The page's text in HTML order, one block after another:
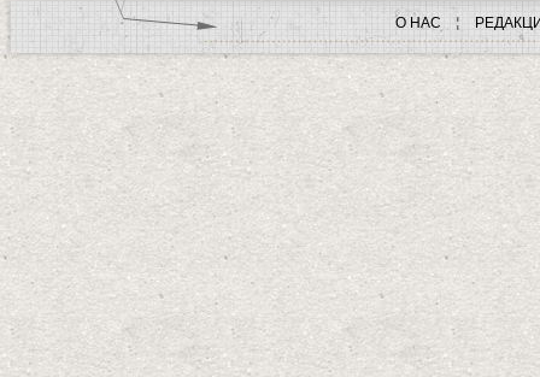
О НАС